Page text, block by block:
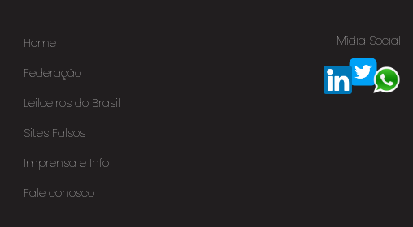
Home
Federação
Leiloeiros do Brasil
Sites Falsos
Imprensa e Info
Fale conosco
Mídia Social